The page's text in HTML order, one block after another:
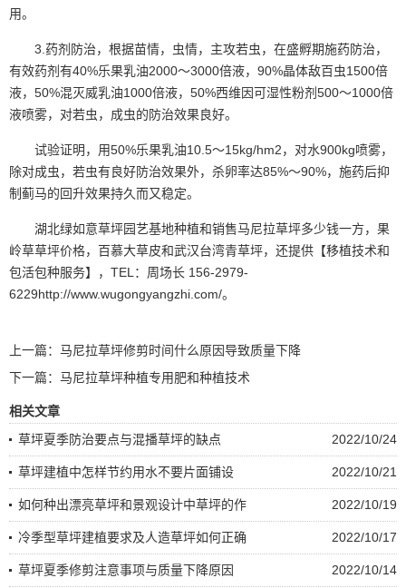
用。
3.药剂防治，根据苗情，虫情，主攻若虫，在盛孵期施药防治，
有效药剂有40%乐果乳油2000～3000倍液，90%晶体敌百虫1500倍
液，50%混灭威乳油1000倍液，50%西维因可湿性粉剂500～1000倍
液喷雾，对若虫，成虫的防治效果良好。
试验证明，用50%乐果乳油10.5～15kg/hm2，对水900kg喷雾，
除对成虫，若虫有良好防治效果外，杀卵率达85%～90%，施药后抑
制蓟马的回升效果持久而又稳定。
湖北绿如意草坪园艺基地种植和销售马尼拉草坪多少钱一方，果
岭草草坪价格，百慕大草皮和武汉台湾青草坪，还提供【移植技术和
包活包种服务】，TEL：周场长 156-2979-
6229http://www.wugongyangzhi.com/。
上一篇： 马尼拉草坪修剪时间什么原因导致质量下降
下一篇： 马尼拉草坪种植专用肥和种植技术
相关文章
2022/10/24
草坪夏季防治要点与混播草坪的缺点
2022/10/21
草坪建植中怎样节约用水不要片面铺设
2022/10/19
如何种出漂亮草坪和景观设计中草坪的作
2022/10/17
冷季型草坪建植要求及人造草坪如何正确
2022/10/14
草坪夏季修剪注意事项与质量下降原因